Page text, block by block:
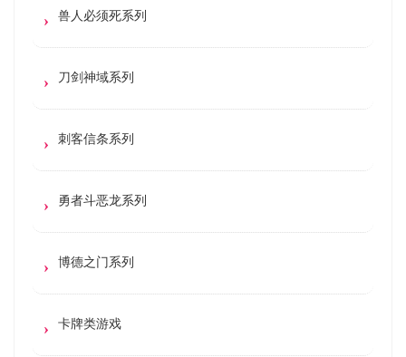
兽人必须死系列
刀剑神域系列
刺客信条系列
勇者斗恶龙系列
博德之门系列
卡牌类游戏